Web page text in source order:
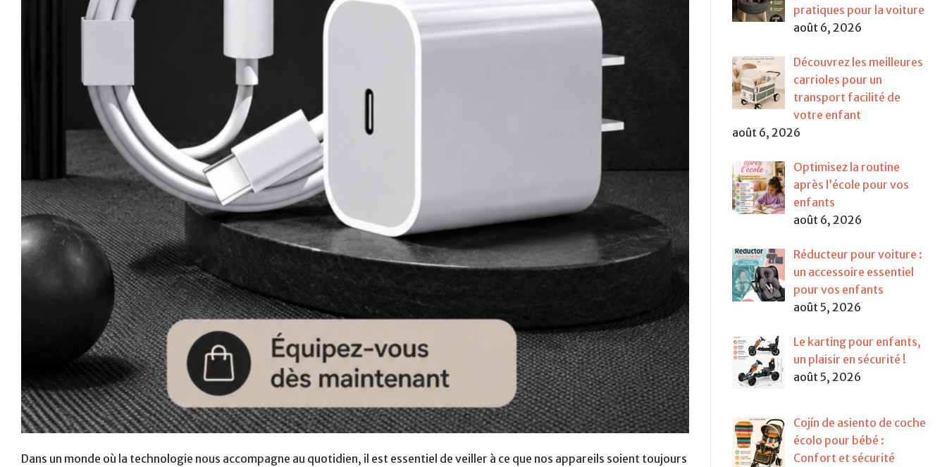
Dans un monde où la technologie nous accompagne au quotidien, il est essentiel de veiller à ce que nos appareils soient toujours
pratiques pour la voiture
août 6, 2026
Découvrez les meilleures
carrioles pour un
transport facilité de
votre enfant
août 6, 2026
Optimisez la routine
après l’école pour vos
enfants
août 6, 2026
Réducteur pour voiture :
un accessoire essentiel
pour vos enfants
août 5, 2026
Le karting pour enfants,
un plaisir en sécurité !
août 5, 2026
Cojín de asiento de coche
écolo pour bébé :
Confort et sécurité